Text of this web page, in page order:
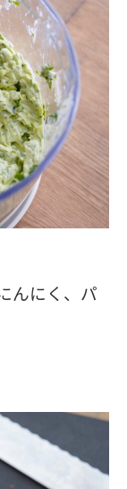
んにく、パ